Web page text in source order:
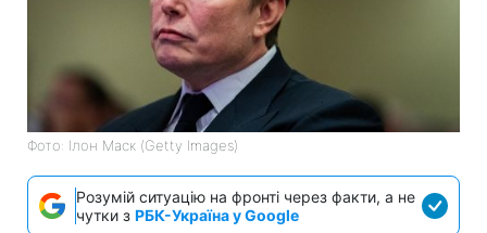
Фото: Ілон Маск (Getty Images)
Розумій ситуацію на фронті через факти, а не
чутки з РБК-Україна у Google